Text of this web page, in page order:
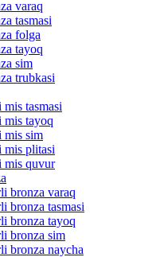
varaq
tasmasi
folga
tayoq
sim
trubkasi
tasmasi
mis tayoq
mis sim
mis plitasi
mis quvur
bronza varaq
bronza tasmasi
bronza tayoq
bronza sim
bronza naycha